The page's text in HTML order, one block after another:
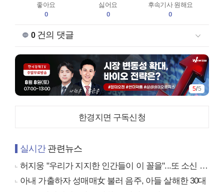
좋아요
0
싫어요
0
후속기사 원해요
0
0건의 댓글
5/5
한경지면 구독신청
실시간관련뉴스
허지웅 "우리가 지지한 인간들이 이 꼴을"...또 소신 발언
아내 가출하자 성매매女 불러 음주, 아들 살해한 30대